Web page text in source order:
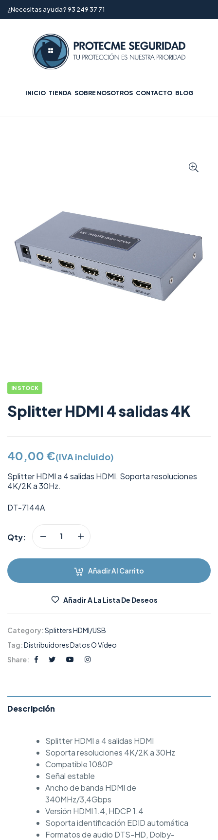
¿Necesitas ayuda? 93 249 37 71
INICIO TIENDA SOBRE NOSOTROS CONTACTO BLOG
IN STOCK
Splitter HDMI 4 salidas 4K
40,00 €(IVA incluido)
Splitter HDMI a 4 salidas HDMI. Soporta resoluciones
4K/2K a 30Hz.
DT-7144A
Qty:
Añadir Al Carrito
Añadir A La Lista De Deseos
Category:Splitters HDMI/USB
Tag:Distribuidores Datos O Vídeo
Share:
Descripción
Splitter HDMI a 4 salidas HDMI
Soporta resoluciones 4K/2K a 30Hz
Compatible 1080P
Señal estable
Ancho de banda HDMI de
340MHz/3,4Gbps
Versión HDMI 1.4, HDCP 1.4
Soporta identificación EDID automática
Formatos de audio DTS-HD, Dolby-